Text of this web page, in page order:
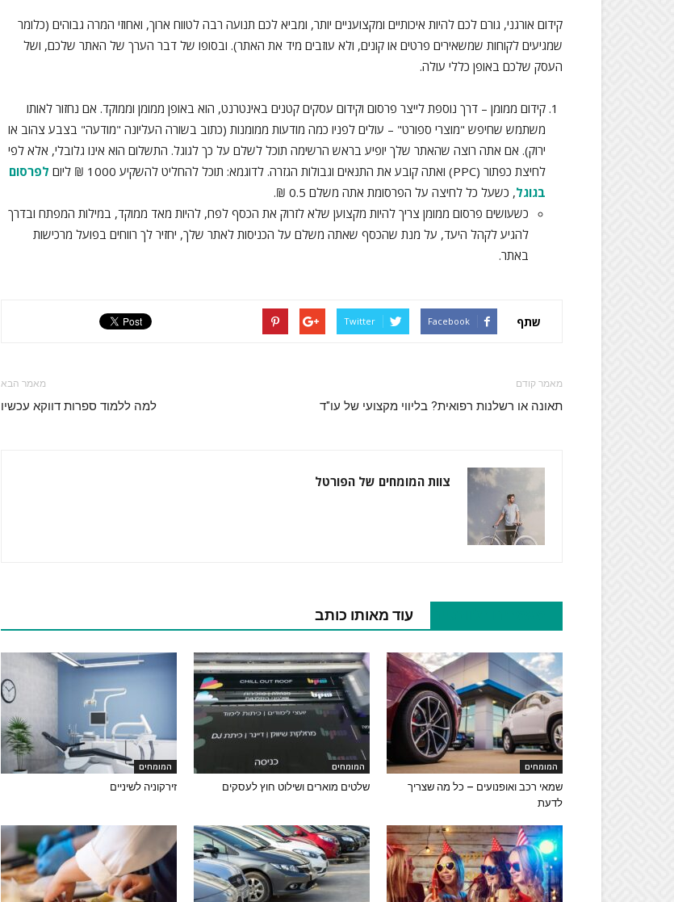
קידום אורגני, גורם לכם להיות איכותיים ומקצועניים יותר, ומביא לכם תנועה רבה לטווח ארוך, ואחוזי המרה גבוהים (כלומר
שמגיעים לקוחות שמשאירים פרטים או קונים, ולא עוזבים מיד את האתר). ובסופו של דבר הערך של האתר שלכם, ושל
העסק שלכם באופן כללי עולה.
קידום ממומן – דרך נוספת לייצר פרסום וקידום עסקים קטנים באינטרנט, הוא באופן ממומן וממוקד. אם נחזור לאותו
משתמש שחיפש "מוצרי ספורט" – עולים לפניו כמה מודעות ממומנות (כתוב בשורה העליונה "מודעה" בצבע צהוב או
ירוק). אם אתה רוצה שהאתר שלך יופיע בראש הרשימה תוכל לשלם על כך לגוגל. התשלום הוא אינו גלובלי, אלא לפי
לחיצת כפתור (PPC) ואתה קובע את התנאים וגבולות הגזרה. לדוגמא: תוכל להחליט להשקיע 1000 ₪ ליום
לפרסום
בגוגל, כשעל כל לחיצה על הפרסומת אתה משלם 0.5 ₪.
כשעושים פרסום ממומן צריך להיות מקצוען שלא לזרוק את הכסף לפח, להיות מאד ממוקד, במילות המפתח ובדרך
להגיע לקהל היעד, על מנת שהכסף שאתה משלם על הכניסות לאתר שלך, יחזיר לך רווחים בפועל מרכישות
באתר.
שתף Facebook
Twitter
מאמר קודם
תאונה או רשלנות רפואית? בליווי מקצועי של עו"ד
מאמר הבא
למה ללמוד ספרות דווקא עכשיו
צוות המומחים של הפורטל
עוד מאותו כותב
המומחים
שמאי רכב ואופנועים – כל מה שצריך
לדעת
המומחים
שלטים מוארים ושילוט חוץ לעסקים
המומחים
זירקוניה לשיניים